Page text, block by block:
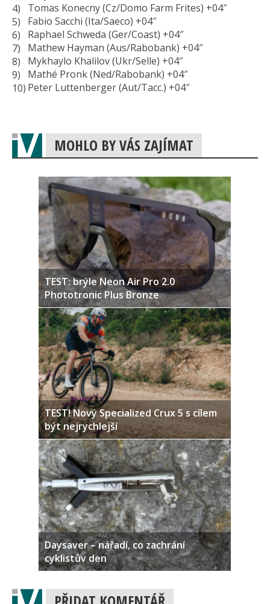
Tomas Konecny (Cz/Domo Farm Frites) +04″
Fabio Sacchi (Ita/Saeco) +04″
Raphael Schweda (Ger/Coast) +04″
Mathew Hayman (Aus/Rabobank) +04″
Mykhaylo Khalilov (Ukr/Selle) +04″
Mathé Pronk (Ned/Rabobank) +04″
Peter Luttenberger (Aut/Tacc.) +04″
MOHLO BY VÁS ZAJÍMAT
TEST: brýle Neon Air Pro 2.0
Phototronic Plus Bronze
TEST! Nový Specialized Crux 5 s cílem
být nejrychlejší
Daysaver – nářadí, co zachrání
cyklistův den